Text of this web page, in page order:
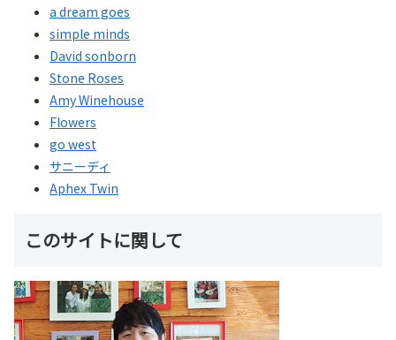
a dream goes
simple minds
David sonborn
Stone Roses
Amy Winehouse
Flowers
go west
サニーディ
Aphex Twin
このサイトに関して